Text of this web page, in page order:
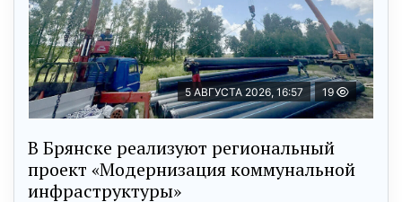
5 АВГУСТА 2026, 16:57 19
В Брянске реализуют региональный
проект «Модернизация коммунальной
инфраструктуры»